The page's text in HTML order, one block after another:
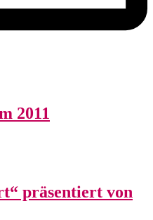
2011
präsentiert von